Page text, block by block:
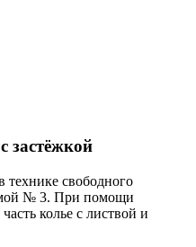
застёжкой
технике свободного
№ 3. При помощи
колье с листвой и